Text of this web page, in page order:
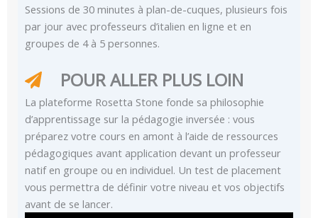
Sessions de 30 minutes à plan-de-cuques, plusieurs fois
par jour avec professeurs d’italien en ligne et en
groupes de 4 à 5 personnes.
POUR ALLER PLUS LOIN
La plateforme Rosetta Stone fonde sa philosophie
d’apprentissage sur la pédagogie inversée : vous
préparez votre cours en amont à l’aide de ressources
pédagogiques avant application devant un professeur
natif en groupe ou en individuel. Un test de placement
vous permettra de définir votre niveau et vos objectifs
avant de se lancer.